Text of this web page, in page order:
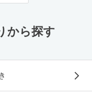
から探す